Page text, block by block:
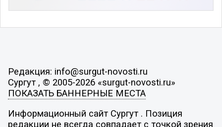
Редакция: info@surgut-novosti.ru
Сургут , © 2005-2026 «surgut-novosti.ru»
ПОКАЗАТЬ БАННЕРНЫЕ МЕСТА
Информационный сайт Сургут . Позиция
редакции не всегда совпадает с точкой зрения